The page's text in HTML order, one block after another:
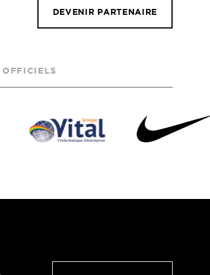
DEVENIR PARTENAIRE